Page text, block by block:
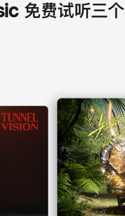
免费试听三个